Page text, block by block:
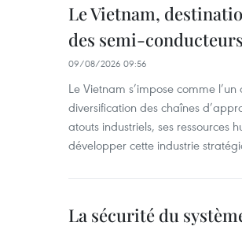
Le Vietnam,
des semi-conducteurs
09/08/2026 09:56
Le Vietnam s’impose comme
diversification des chaînes
atouts industriels, ses ressources
développer cette industrie
La sécurité du